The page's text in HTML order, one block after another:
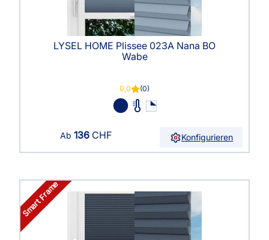
LYSEL HOME Plissee 023A Nana BO
Wabe
0,0 (0)
Ab 136 CHF Konfigurieren
Smart Frame